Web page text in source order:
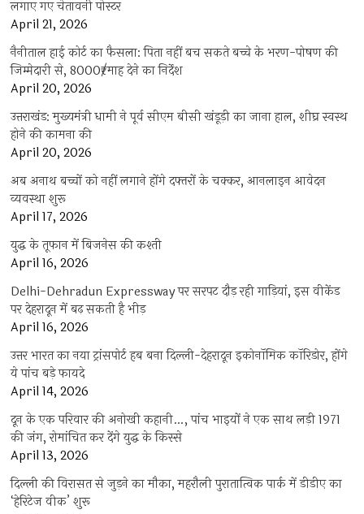
लगाए गए चेतावनी पोस्टर
April 21, 2026
नैनीताल हाई कोर्ट का फैसला: पिता नहीं बच सकते बच्चे के भरण-पोषण की
जिम्मेदारी से, 8000₹/माह देने का निर्देश
April 20, 2026
उत्तराखंड: मुख्यमंत्री धामी ने पूर्व सीएम बीसी खंडूड़ी का जाना हाल, शीघ्र स्वस्थ
होने की कामना की
April 20, 2026
अब अनाथ बच्चों को नहीं लगाने होंगे दफ्तरों के चक्कर, आनलाइन आवेदन
व्यवस्था शुरू
April 17, 2026
युद्ध के तूफान में बिजनेस की कश्ती
April 16, 2026
Delhi-Dehradun Expressway पर सरपट दौड़ रही गाड़ियां, इस वीकेंड
पर देहरादून में बढ़ सकती है भीड़
April 16, 2026
उत्तर भारत का नया ट्रांसपोर्ट हब बना दिल्ली-देहरादून इकोनॉमिक कॉरिडोर, होंगे
ये पांच बड़े फायदे
April 14, 2026
दून के एक परिवार की अनोखी कहानी…, पांच भाइयों ने एक साथ लड़ी 1971
की जंग, रोमांचित कर देंगे युद्ध के किस्से
April 13, 2026
दिल्ली की विरासत से जुड़ने का मौका, महरौली पुरातात्विक पार्क में डीडीए का
‘हेरिटेज वीक’ शुरू